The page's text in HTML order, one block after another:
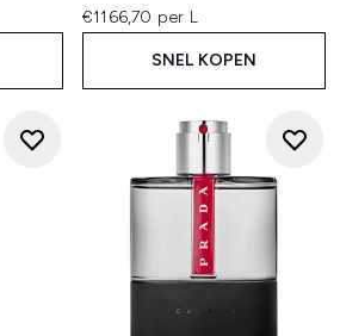
€1166,70 per L
SNEL KOPEN